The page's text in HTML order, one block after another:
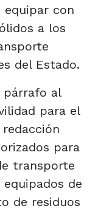
con
a los
del Estado.
párrafo al
para el
para
transporte
de
de residuos